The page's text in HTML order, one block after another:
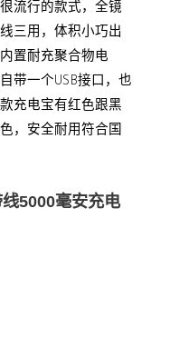
流行的款式，全镜
三用，体积小巧出
置耐充聚合物电
带一个USB接口，也
充电宝有红色跟黑
，安全耐用符合国
5000毫安充电